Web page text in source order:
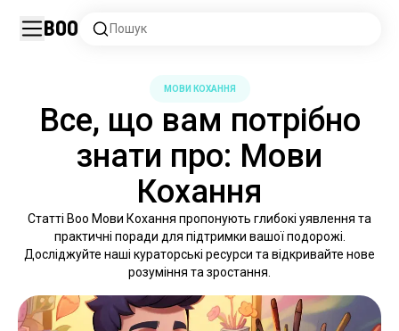
Boo Пошук
МОВИ КОХАННЯ
Все, що вам потрібно
знати про: Мови
Кохання
Статті Boo Мови Кохання пропонують глибокі уявлення та
практичні поради для підтримки вашої подорожі.
Досліджуйте наші кураторські ресурси та відкривайте нове
розуміння та зростання.